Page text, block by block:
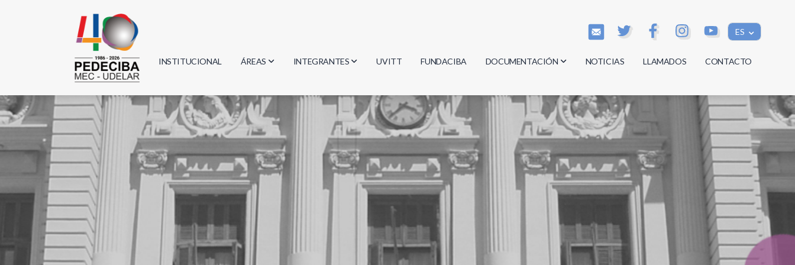
ES
INSTITUCIONAL ÁREAS
Biología
Física
Geociencias
Informática
Matemática
Química
INTEGRANTES
Investigadores
Estudiantes
Egresados
UVITT FUNDACIBA DOCUMENTACIÓN
Actas
Reglamentos
Documentos
NOTICIAS LLAMADOS CONTACTO